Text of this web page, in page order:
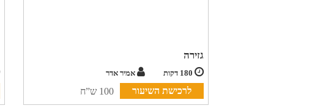
גזירה
אמיר אדר
לרכישת השיעור 100 ש”ח